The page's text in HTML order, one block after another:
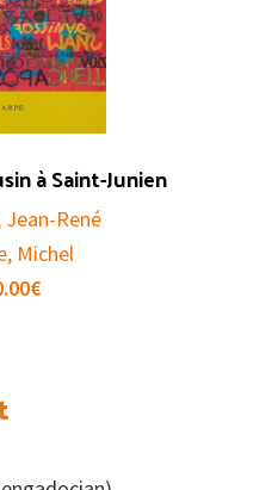
à Saint-Junien
Jean-René
Michel
€